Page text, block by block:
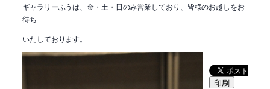
ギャラリーふうは、金・土・日のみ営業しており、皆様のお越しをお
待ち
いたしております。
印刷